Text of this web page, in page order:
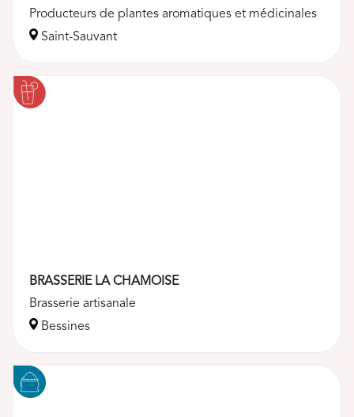
Producteurs de plantes aromatiques et médicinales
Saint-Sauvant
BRASSERIE LA CHAMOISE
Brasserie artisanale
Bessines